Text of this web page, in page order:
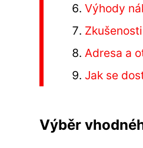
Výhody
Adresa a
Jak se
Výběr